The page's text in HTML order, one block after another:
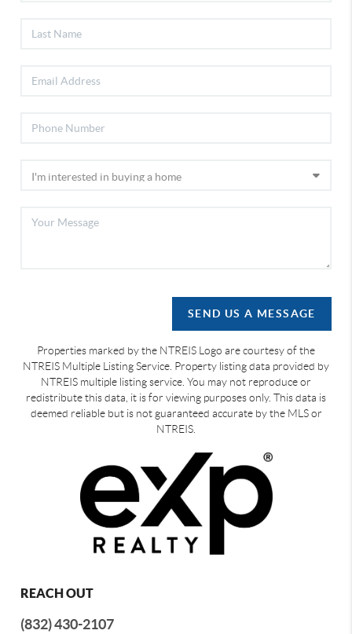
SEND US A MESSAGE
Properties marked by the NTREIS Logo are courtesy of the
NTREIS Multiple Listing Service. Property listing data provided by
NTREIS multiple listing service. You may not reproduce or
redistribute this data, it is for viewing purposes only. This data is
deemed reliable but is not guaranteed accurate by the MLS or
NTREIS.
REACH OUT
(832) 430-2107